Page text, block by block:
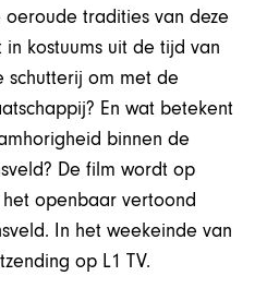
tradities van deze
kostuums uit de tijd van
schutterij om met de
En wat betekent
binnen de
De film wordt op
openbaar vertoond
In het weekeinde van
op L1 TV.